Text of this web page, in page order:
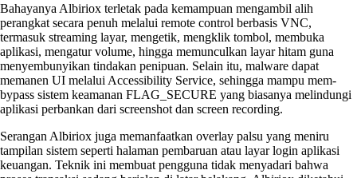
Bahayanya Albiriox terletak pada kemampuan mengambil alih
perangkat secara penuh melalui remote control berbasis VNC,
termasuk streaming layar, mengetik, mengklik tombol, membuka
aplikasi, mengatur volume, hingga memunculkan layar hitam guna
menyembunyikan tindakan penipuan. Selain itu, malware dapat
memanen UI melalui Accessibility Service, sehingga mampu mem-
bypass sistem keamanan FLAG_SECURE yang biasanya melindungi
aplikasi perbankan dari screenshot dan screen recording.
Serangan Albiriox juga memanfaatkan overlay palsu yang meniru
tampilan sistem seperti halaman pembaruan atau layar login aplikasi
keuangan. Teknik ini membuat pengguna tidak menyadari bahwa